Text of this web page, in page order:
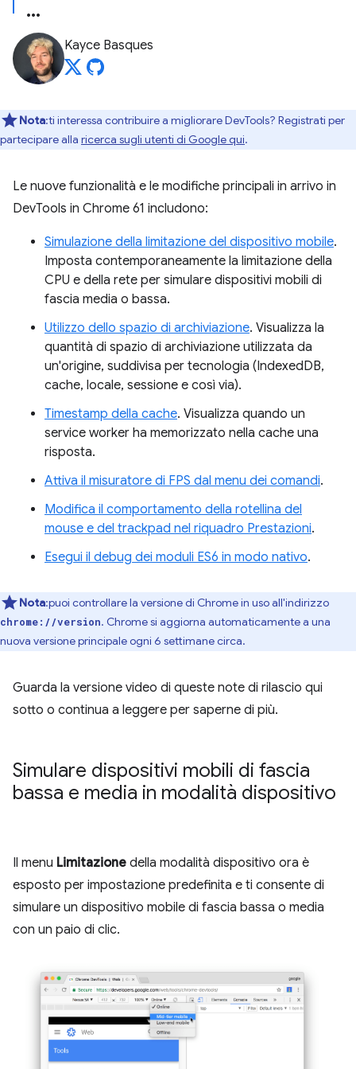
Kayce Basques
Nota:ti interessa contribuire a migliorare DevTools? Registrati per
partecipare alla ricerca sugli utenti di Google qui.
Le nuove funzionalità e le modifiche principali in arrivo in
DevTools in Chrome 61 includono:
Simulazione della limitazione del dispositivo mobile.
Imposta contemporaneamente la limitazione della
CPU e della rete per simulare dispositivi mobili di
fascia media o bassa.
Utilizzo dello spazio di archiviazione. Visualizza la
quantità di spazio di archiviazione utilizzata da
un'origine, suddivisa per tecnologia (IndexedDB,
cache, locale, sessione e così via).
Timestamp della cache. Visualizza quando un
service worker ha memorizzato nella cache una
risposta.
Attiva il misuratore di FPS dal menu dei comandi.
Modifica il comportamento della rotellina del
mouse e del trackpad nel riquadro Prestazioni.
Esegui il debug dei moduli ES6 in modo nativo.
Nota:puoi controllare la versione di Chrome in uso all'indirizzo
chrome://version. Chrome si aggiorna automaticamente a una
nuova versione principale ogni 6 settimane circa.
Guarda la versione video di queste note di rilascio qui
sotto o continua a leggere per saperne di più.
Simulare dispositivi mobili di fascia
bassa e media in modalità dispositivo
Il menu Limitazione della modalità dispositivo ora è
esposto per impostazione predefinita e ti consente di
simulare un dispositivo mobile di fascia bassa o media
con un paio di clic.